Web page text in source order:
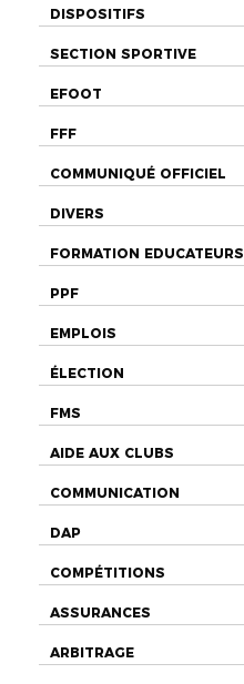
DISPOSITIFS
SECTION SPORTIVE
EFOOT
FFF
COMMUNIQUÉ OFFICIEL
DIVERS
FORMATION EDUCATEURS
PPF
EMPLOIS
ÉLECTION
FMS
AIDE AUX CLUBS
COMMUNICATION
DAP
COMPÉTITIONS
ASSURANCES
ARBITRAGE